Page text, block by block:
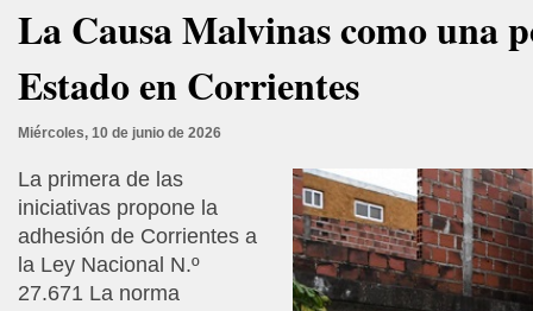
La Causa Malvinas como una
Estado en Corrientes
Miércoles, 10 de junio de 2026
La primera de las
iniciativas propone la
adhesión de Corrientes a
la Ley Nacional N.º
27.671 La norma